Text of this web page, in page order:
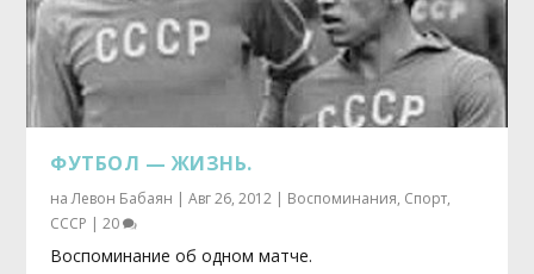
ФУТБОЛ — ЖИЗНЬ.
наЛевон Бабаян |Авг 26, 2012 | Воспоминания, Спорт,
СССР |20
Воспоминание об одном матче.